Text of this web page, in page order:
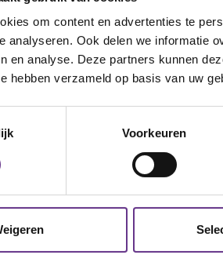
om content en advertenties te
analyseren. Ook delen we informatie
en analyse. Deze partners kunnen
hebben verzameld op basis van uw
Voorkeuren